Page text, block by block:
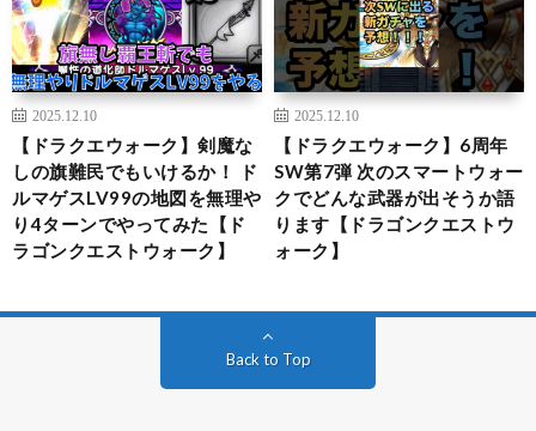
2025.12.10
【ドラクエウォーク】剣魔な
しの旗難民でもいけるか！ ド
ルマゲスLV99の地図を無理や
り4ターンでやってみた【ド
ラゴンクエストウォーク】
2025.12.10
【ドラクエウォーク】6周年
SW第7弾 次のスマートウォー
クでどんな武器が出そうか語
ります【ドラゴンクエストウ
ォーク】
Back to Top